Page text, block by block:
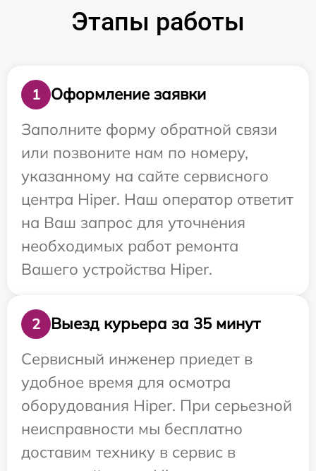
Этапы работы
1
Оформление заявки
Заполните форму обратной связи
или позвоните нам по номеру,
указанному на сайте сервисного
центра Hiper. Наш оператор ответит
на Ваш запрос для уточнения
необходимых работ ремонта
Вашего устройства Hiper.
2
Выезд курьера за 35 минут
Сервисный инженер приедет в
удобное время для осмотра
оборудования Hiper. При серьезной
неисправности мы бесплатно
доставим технику в сервис в